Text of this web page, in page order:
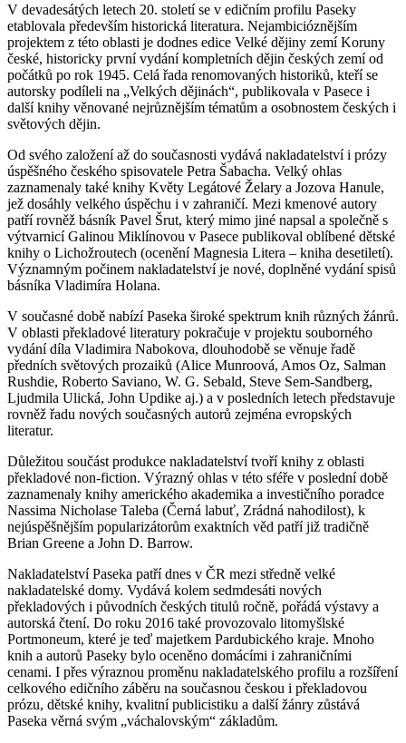
V devadesátých letech 20. století se v edičním profilu Paseky
etablovala především historická literatura. Nejambicióznějším
projektem z této oblasti je dodnes edice Velké dějiny zemí Koruny
české, historicky první vydání kompletních dějin českých zemí od
počátků po rok 1945. Celá řada renomovaných historiků, kteří se
autorsky podíleli na „Velkých dějinách“, publikovala v Pasece i
další knihy věnované nejrůznějším tématům a osobnostem českých i
světových dějin.
Od svého založení až do současnosti vydává nakladatelství i prózy
úspěšného českého spisovatele Petra Šabacha. Velký ohlas
zaznamenaly také knihy Květy Legátové Želary a Jozova Hanule,
jež dosáhly velkého úspěchu i v zahraničí. Mezi kmenové autory
patří rovněž básník Pavel Šrut, který mimo jiné napsal a společně s
výtvarnicí Galinou Miklínovou v Pasece publikoval oblíbené dětské
knihy o Lichožroutech (ocenění Magnesia Litera – kniha desetiletí).
Významným počinem nakladatelství je nové, doplněné vydání spisů
básníka Vladimíra Holana.
V současné době nabízí Paseka široké spektrum knih různých žánrů.
V oblasti překladové literatury pokračuje v projektu souborného
vydání díla Vladimira Nabokova, dlouhodobě se věnuje řadě
předních světových prozaiků (Alice Munroová, Amos Oz, Salman
Rushdie, Roberto Saviano, W. G. Sebald, Steve Sem-Sandberg,
Ljudmila Ulická, John Updike aj.) a v posledních letech představuje
rovněž řadu nových současných autorů zejména evropských
literatur.
Důležitou součást produkce nakladatelství tvoří knihy z oblasti
překladové non-fiction. Výrazný ohlas v této sféře v poslední době
zaznamenaly knihy amerického akademika a investičního poradce
Nassima Nicholase Taleba (Černá labuť, Zrádná nahodilost), k
nejúspěšnějším popularizátorům exaktních věd patří již tradičně
Brian Greene a John D. Barrow.
Nakladatelství Paseka patří dnes v ČR mezi středně velké
nakladatelské domy. Vydává kolem sedmdesáti nových
překladových i původních českých titulů ročně, pořádá výstavy a
autorská čtení. Do roku 2016 také provozovalo litomyšlské
Portmoneum, které je teď majetkem Pardubického kraje. Mnoho
knih a autorů Paseky bylo oceněno domácími i zahraničními
cenami. I přes výraznou proměnu nakladatelského profilu a rozšíření
celkového edičního záběru na současnou českou i překladovou
prózu, dětské knihy, kvalitní publicistiku a další žánry zůstává
Paseka věrná svým „váchalovským“ základům.